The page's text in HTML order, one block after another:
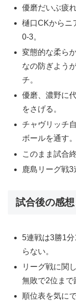
優磨だいぶ疲
樋口CKからニ
0-3。
変態的な柔ら
なの防ぎよう
チ。
優磨、濃野に
をさげる。
チャヴリッチ
ボールを通す
このまま試合
鹿島リーグ戦3
試合後の感
5連戦は3勝1
らない。
リーグ戦に関
無敗で2位まで
順位表を気に